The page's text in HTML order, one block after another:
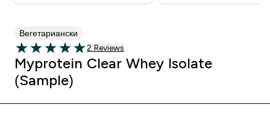
Вегетариански
5 out of 5 stars
2 Ревюта
2 Reviews
Myprotein Clear Whey Isolate
(Sample)